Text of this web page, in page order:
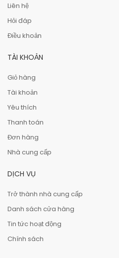
Liên hệ
Hỏi đáp
Điều khoản
TÀI KHOẢN
Giỏ hàng
Tài khoản
Yêu thích
Thanh toán
Đơn hàng
Nhà cung cấp
DỊCH VỤ
Trở thành nhà cung cấp
Danh sách cửa hàng
Tin tức hoạt động
Chính sách